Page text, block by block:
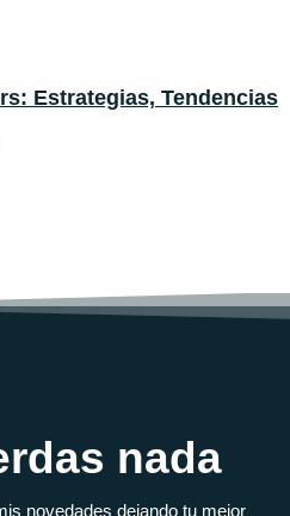
Estrategias, Tendencias
nada
novedades dejando tu mejor